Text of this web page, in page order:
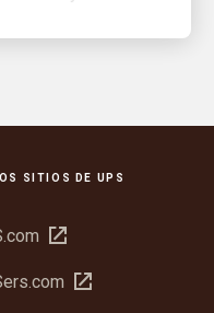
SITIOS DE UPS
Abrir
una Abrir